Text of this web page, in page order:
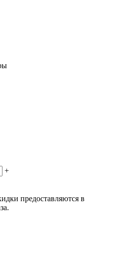
+
предоставляются в